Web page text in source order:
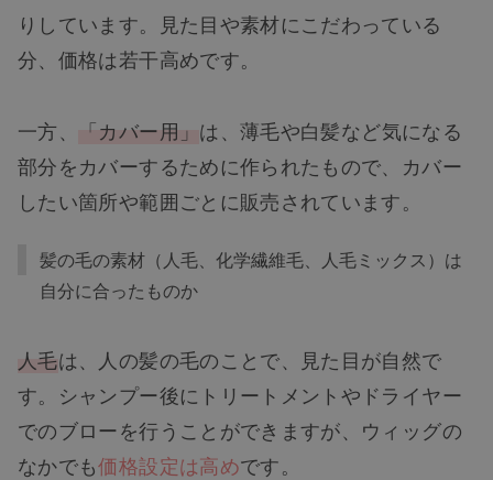
りしています。見た目や素材にこだわっている
分、価格は若干高めです。
一方、 「カバー用」 は、薄毛や白髪など気になる
部分をカバーするために作られたもので、カバー
したい箇所や範囲ごとに販売されています。
髪の毛の素材（人毛、化学繊維毛、人毛ミックス）は
自分に合ったものか
人毛は、人の髪の毛のことで、見た目が自然で
す。シャンプー後にトリートメントやドライヤー
でのブローを行うことができますが、ウィッグの
なかでも価格設定は高めです。